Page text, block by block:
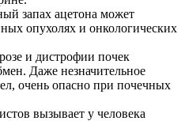
запах ацетона может
опухолях и онкологических
и дистрофии почек
Даже незначительное
очень опасно при почечных
вызывает у человека